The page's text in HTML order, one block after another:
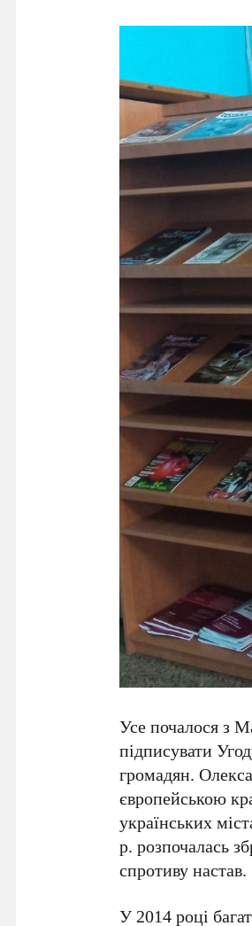
Усе почалося з
підписувати
громадян.
європейською
українських
р. розпочалась
спротиву настав.
У 2014 році